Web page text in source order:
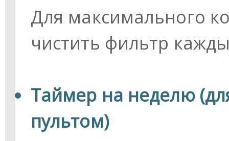
Для максимального
чистить фильтр
Таймер на неделю
пультом)